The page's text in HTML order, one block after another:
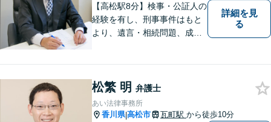
【高松駅8分】検事・公証人の
経験を有し、刑事事件はもと
より、遺言・相続問題、成年
扱うほか、一般民事事件も取
り扱っております。
詳細を見
る
松繁 明 弁護士
あい法律事務所
香川県|高松市 瓦町駅 から徒歩10分